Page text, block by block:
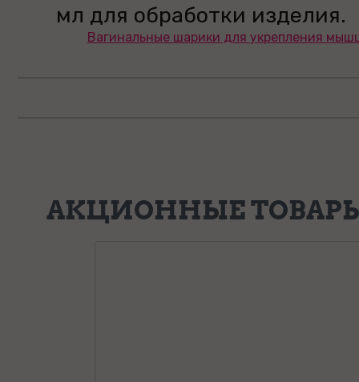
мл для обработки изделия.
Вагинальные шарики для укрепления
АКЦИОННЫЕ